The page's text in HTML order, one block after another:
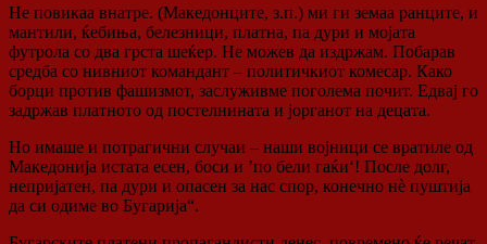
Не повикаа внатре. (Македонците, з.п.) ми ги земаа ранците, и
мантили, ќебиња, белезници, платна, па дури и мојата
футрола со два грста шеќер. Не можев да издржам. Побарав
средба со нивниот командант – политичкиот комесар. Како
борци против фашизмот, заслуживме поголема почит. Едвај го
задржав платното од постелнината и јорганот на децата.
Но имаше и потрагични случаи – наши војници се вратиле од
Македонија истата есен, боси и ’по бели гаќи‘! После долг,
непријатен, па дури и опасен за нас спор, конечно нѐ пуштија
да си одиме во Бугарија“.